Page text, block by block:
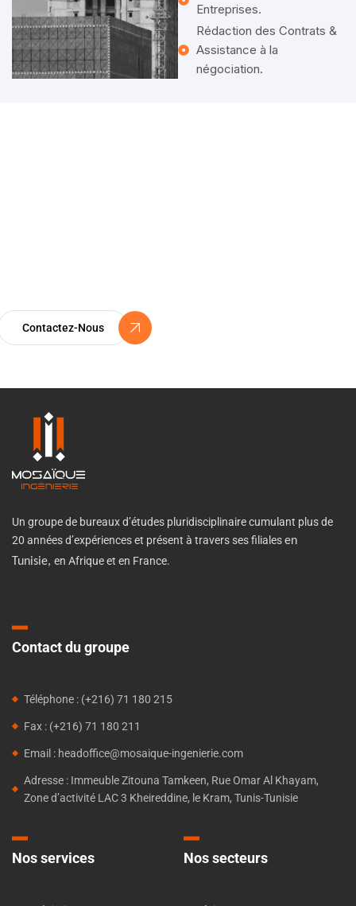
Entreprises.
Rédaction des Contrats &
Assistance à la
négociation.
Contactez-Nous
Un groupe de bureaux d’études pluridisciplinaire cumulant plus de
20 années d’expériences et présent à travers ses filialesen
Tunisie, en Afrique et en France.
Nos services Nos secteurs
Contact du groupe
Téléphone : (+216) 71 180 215
Fax : (+216) 71 180 211
Email : headoffice@mosaique-ingenierie.com
Adresse : Immeuble Zitouna Tamkeen, Rue Omar Al Khayam,
Zone d’activité LAC 3 Kheireddine, le Kram, Tunis-Tunisie